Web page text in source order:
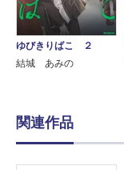
ゆびきりばこ ２
結城 あみの
関連作品